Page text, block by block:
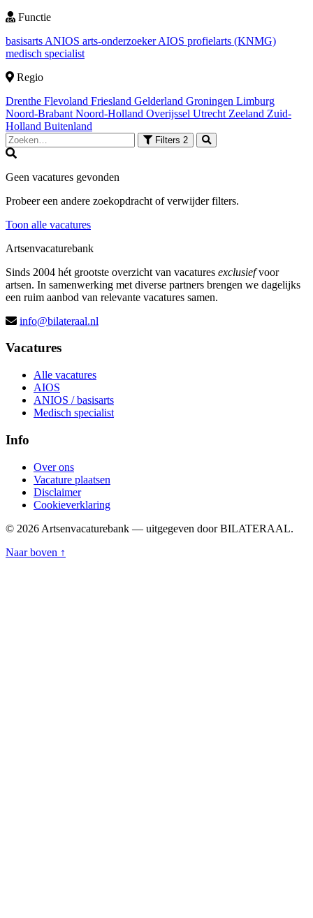
Functie
basisarts ANIOS arts-onderzoekerAIOS profielarts (KNMG)
medisch specialist
Regio
Drenthe Flevoland Friesland Gelderland Groningen Limburg
Noord-Brabant Noord-Holland Overijssel Utrecht Zeeland Zuid-
Holland Buitenland
Filters 2
Geen vacatures gevonden
Probeer een andere zoekopdracht of verwijder filters.
Toon alle vacatures
Artsenvacaturebank
Sinds 2004 hét grootste overzicht van vacatures exclusiefvoor
artsen. In samenwerking met diverse partners brengen we dagelijks
een ruim aanbod van relevante vacatures samen.
info@bilateraal.nl
Vacatures
Alle vacatures
AIOS
ANIOS / basisarts
Medisch specialist
Info
Over ons
Vacature plaatsen
Disclaimer
Cookieverklaring
© 2026 Artsenvacaturebank — uitgegeven door BILATERAAL.
Naar boven ↑